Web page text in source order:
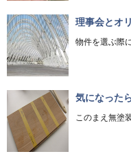
理事会とオ
物件を選ぶ際
気になった
このまえ無塗